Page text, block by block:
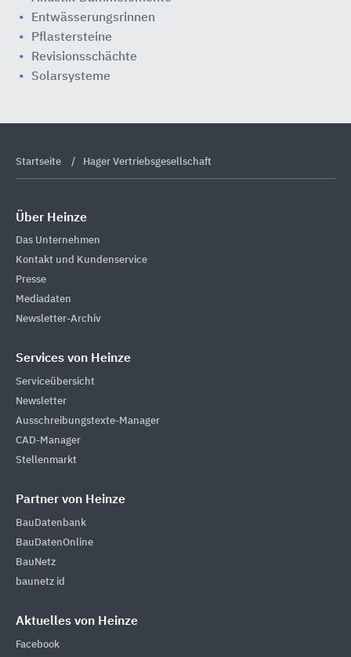
Entwässerungsrinnen
Pflastersteine
Revisionsschächte
Solarsysteme
Startseite Hager Vertriebsgesellschaft
Über Heinze
Das Unternehmen
Kontakt und Kundenservice
Presse
Mediadaten
Newsletter-Archiv
Services von Heinze
Serviceübersicht
Newsletter
Ausschreibungstexte-Manager
CAD-Manager
Stellenmarkt
Partner von Heinze
BauDatenbank
BauDatenOnline
BauNetz
baunetz id
Aktuelles von Heinze
Facebook